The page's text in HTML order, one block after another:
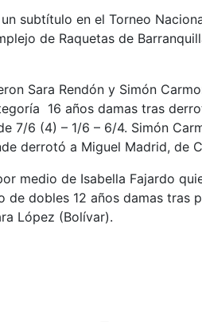
subtítulo en el Torneo
de Raquetas de
Sara Rendón y Simón
16 años damas tras
7/6 (4) – 1/6 – 6/4. Simón
derrotó a Miguel Madrid, de
medio de Isabella Fajardo
de dobles 12 años damas tras
López (Bolívar).